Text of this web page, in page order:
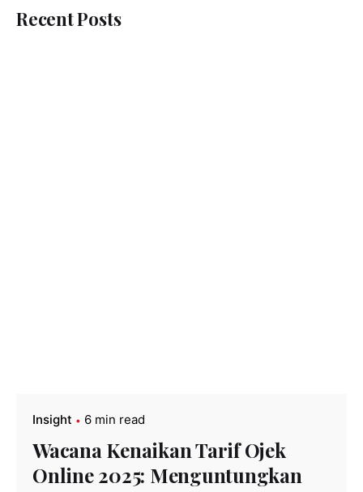
Recent Posts
Insight 6 min read
Wacana Kenaikan Tarif Ojek
Online 2025: Menguntungkan